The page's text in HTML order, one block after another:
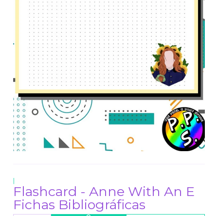
|
Flashcard - Anne With An E
Fichas Bibliográficas